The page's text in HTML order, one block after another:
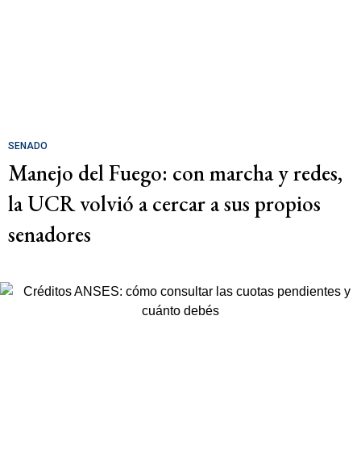
SENADO
Manejo del Fuego: con marcha y redes,
la UCR volvió a cercar a sus propios
senadores